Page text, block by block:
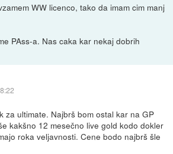
WW licenco, tako da imam cim manj
PAss-a. Nas caka kar nekaj dobrih
za ultimate. Najbrš bom ostal kar na GP
kakšno 12 mesečno live gold kodo dokler
roka veljavnosti. Cene bodo najbrš šle